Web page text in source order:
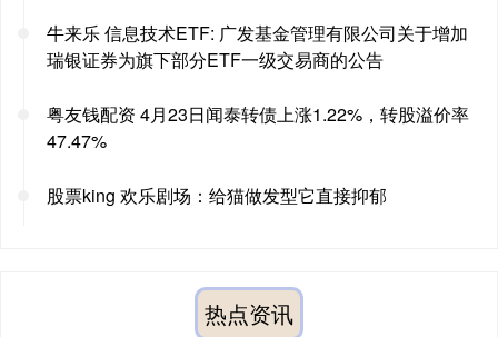
牛来乐 信息技术ETF: 广发基金管理有限公司关于增加
瑞银证券为旗下部分ETF一级交易商的公告
粤友钱配资 4月23日闻泰转债上涨1.22%，转股溢价率
47.47%
股票king 欢乐剧场：给猫做发型它直接抑郁
热点资讯